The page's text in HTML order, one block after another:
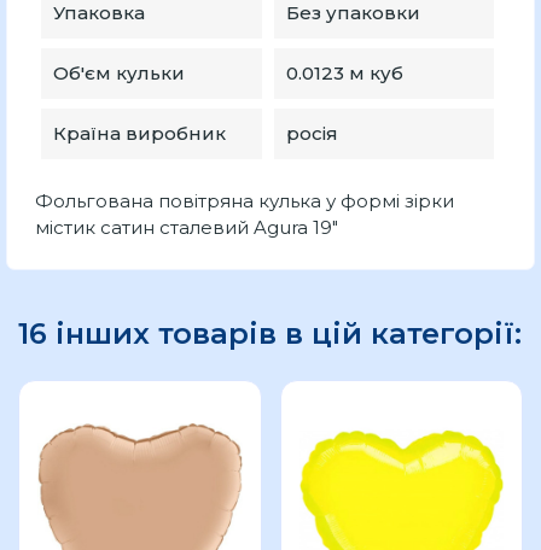
Упаковка Без упаковки
Об'єм кульки 0.0123 м куб
Країна виробник росія
Фольгована повітряна кулька у формі зірки
містик сатин сталевий Agura 19"
16 інших товарів в цій категорії: